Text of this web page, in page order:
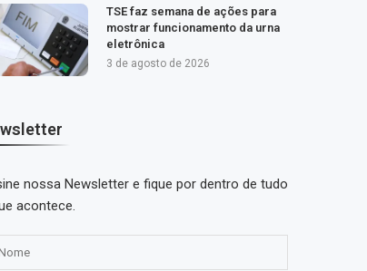
TSE faz semana de ações para
mostrar funcionamento da urna
eletrônica
3 de agosto de 2026
nossa Newsletter e fique por dentro de tudo
acontece.